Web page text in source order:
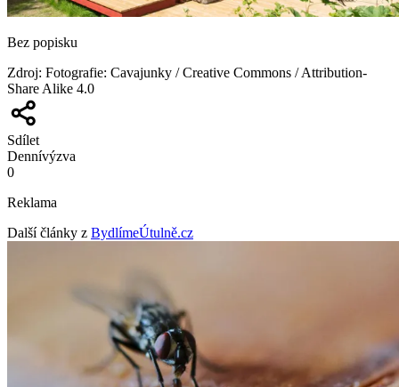
Bez popisku
Zdroj: Fotografie: Cavajunky / Creative Commons / Attribution-
Share Alike 4.0
Sdílet
Dennívýzva
0
Reklama
Další články z BydlímeÚtulně.cz